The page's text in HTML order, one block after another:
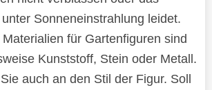
Sonneneinstrahlung leidet.
für Gartenfiguren sind
Kunststoff, Stein oder Metall.
auch an den Stil der Figur. Soll